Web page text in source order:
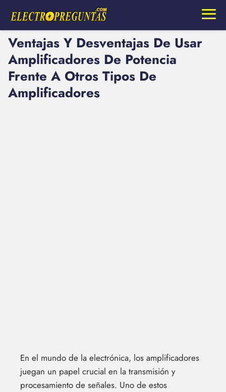
Ventajas Y Desventajas De Usar
Amplificadores De Potencia
Frente A Otros Tipos De
Amplificadores
En el mundo de la electrónica, los amplificadores
juegan un papel crucial en la transmisión y
procesamiento de señales. Uno de estos